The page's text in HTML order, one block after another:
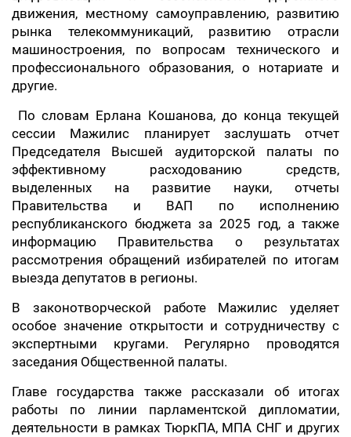
движения, местному самоуправлению, развитию
рынка телекоммуникаций, развитию отрасли
машиностроения, по вопросам технического и
профессионального образования, о нотариате и
другие.
По словам Ерлана Кошанова, до конца текущей
сессии Мажилис планирует заслушать отчет
Председателя Высшей аудиторской палаты по
эффективному расходованию средств,
выделенных на развитие науки, отчеты
Правительства и ВАП по исполнению
республиканского бюджета за 2025 год, а также
информацию Правительства о результатах
рассмотрения обращений избирателей по итогам
выезда депутатов в регионы.
В законотворческой работе Мажилис уделяет
особое значение открытости и сотрудничеству с
экспертными кругами. Регулярно проводятся
заседания Общественной палаты.
Главе государства также рассказали об итогах
работы по линии парламентской дипломатии,
деятельности в рамках ТюркПА, МПА СНГ и других